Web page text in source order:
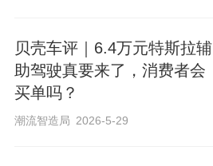
贝壳车评｜6.4万元特斯拉辅
助驾驶真要来了，消费者会
买单吗？
潮流智造局 2026-5-29